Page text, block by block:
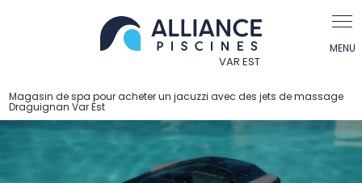
Magasin de spa pour acheter un jacuzzi avec des jets de massage
Draguignan Var Est